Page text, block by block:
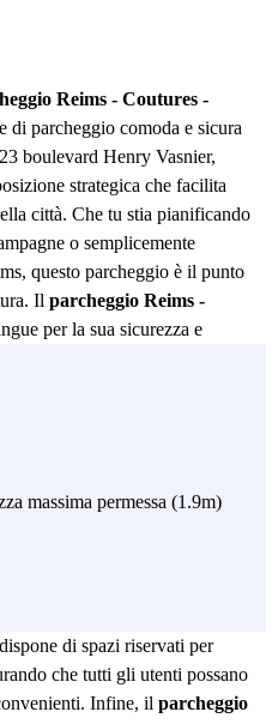
Reims - Coutures -
di parcheggio comoda e sicura
boulevard Henry Vasnier,
strategica che facilita
città. Che tu stia pianificando
o semplicemente
questo parcheggio è il punto
Il parcheggio Reims -
per la sua sicurezza e
è semplice e veloce, grazie
anche lo stress di trovare
altro vantaggio del
Vasnier
uno spazio disponibile per
di spazi riservati per
che tutti gli utenti possano
Infine, il parcheggio
massima permessa (1.9m)